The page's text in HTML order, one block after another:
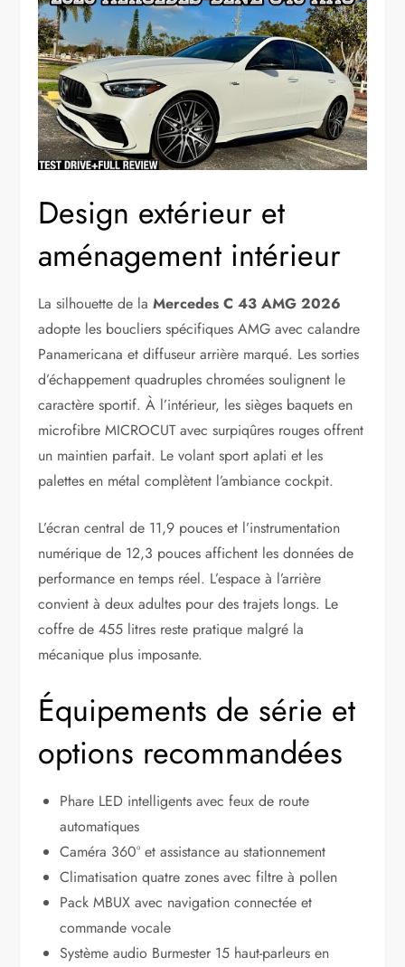
Design extérieur et
aménagement intérieur
La silhouette de laMercedes C 43 AMG 2026
adopte les boucliers spécifiques AMG avec calandre
Panamericana et diffuseur arrière marqué. Les sorties
d’échappement quadruples chromées soulignent le
caractère sportif. À l’intérieur, les sièges baquets en
microfibre MICROCUT avec surpiqûres rouges offrent
un maintien parfait. Le volant sport aplati et les
palettes en métal complètent l’ambiance cockpit.
L’écran central de 11,9 pouces et l’instrumentation
numérique de 12,3 pouces affichent les données de
performance en temps réel. L’espace à l’arrière
convient à deux adultes pour des trajets longs. Le
coffre de 455 litres reste pratique malgré la
mécanique plus imposante.
Équipements de série et
options recommandées
Phare LED intelligents avec feux de route
automatiques
Caméra 360° et assistance au stationnement
Climatisation quatre zones avec filtre à pollen
Pack MBUX avec navigation connectée et
commande vocale
Système audio Burmester 15 haut-parleurs en